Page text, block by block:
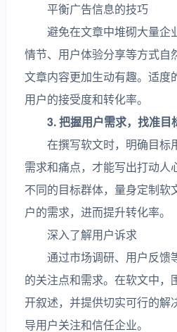
平衡广告信息的技巧
避免在文章中堆砌大量企
情节、用户体验分享等方式自
文章内容更加生动有趣。适度
用户的接受度和转化率。
3. 把握用户需求，找准目
在撰写软文时，明确目标
需求和痛点，才能写出打动人
不同的目标群体，量身定制软
户的需求，进而提升转化率。
深入了解用户诉求
通过市场调研、用户反馈
的关注点和需求。在软文中，
开叙述，并提供切实可行的解
导用户关注和信任企业。